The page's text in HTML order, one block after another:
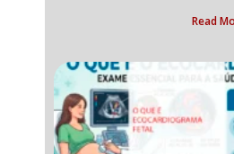
Read